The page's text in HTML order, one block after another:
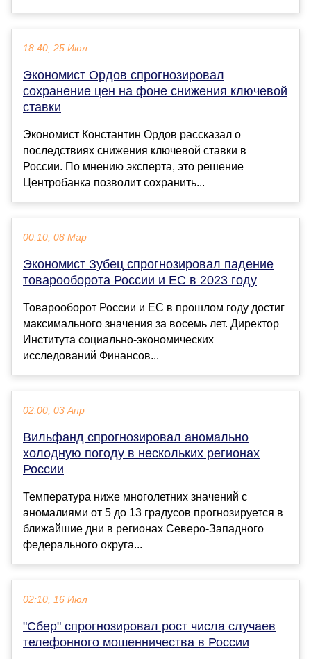
18:40, 25 Июл
Экономист Ордов спрогнозировал
сохранение цен на фоне снижения ключевой
ставки
Экономист Константин Ордов рассказал о
последствиях снижения ключевой ставки в
России. По мнению эксперта, это решение
Центробанка позволит сохранить...
00:10, 08 Мар
Экономист Зубец спрогнозировал падение
товарооборота России и ЕС в 2023 году
Товарооборот России и ЕС в прошлом году достиг
максимального значения за восемь лет. Директор
Института социально-экономических
исследований Финансов...
02:00, 03 Апр
Вильфанд спрогнозировал аномально
холодную погоду в нескольких регионах
России
Температура ниже многолетних значений с
аномалиями от 5 до 13 градусов прогнозируется в
ближайшие дни в регионах Северо-Западного
федерального округа...
02:10, 16 Июл
"Сбер" спрогнозировал рост числа случаев
телефонного мошенничества в России